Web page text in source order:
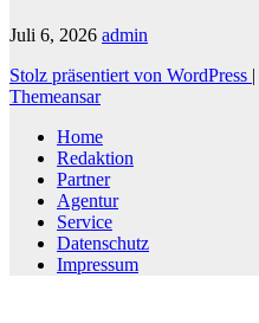
Juli 6, 2026 admin
Stolz präsentiert von WordPress |
Themeansar
Home
Redaktion
Partner
Agentur
Service
Datenschutz
Impressum